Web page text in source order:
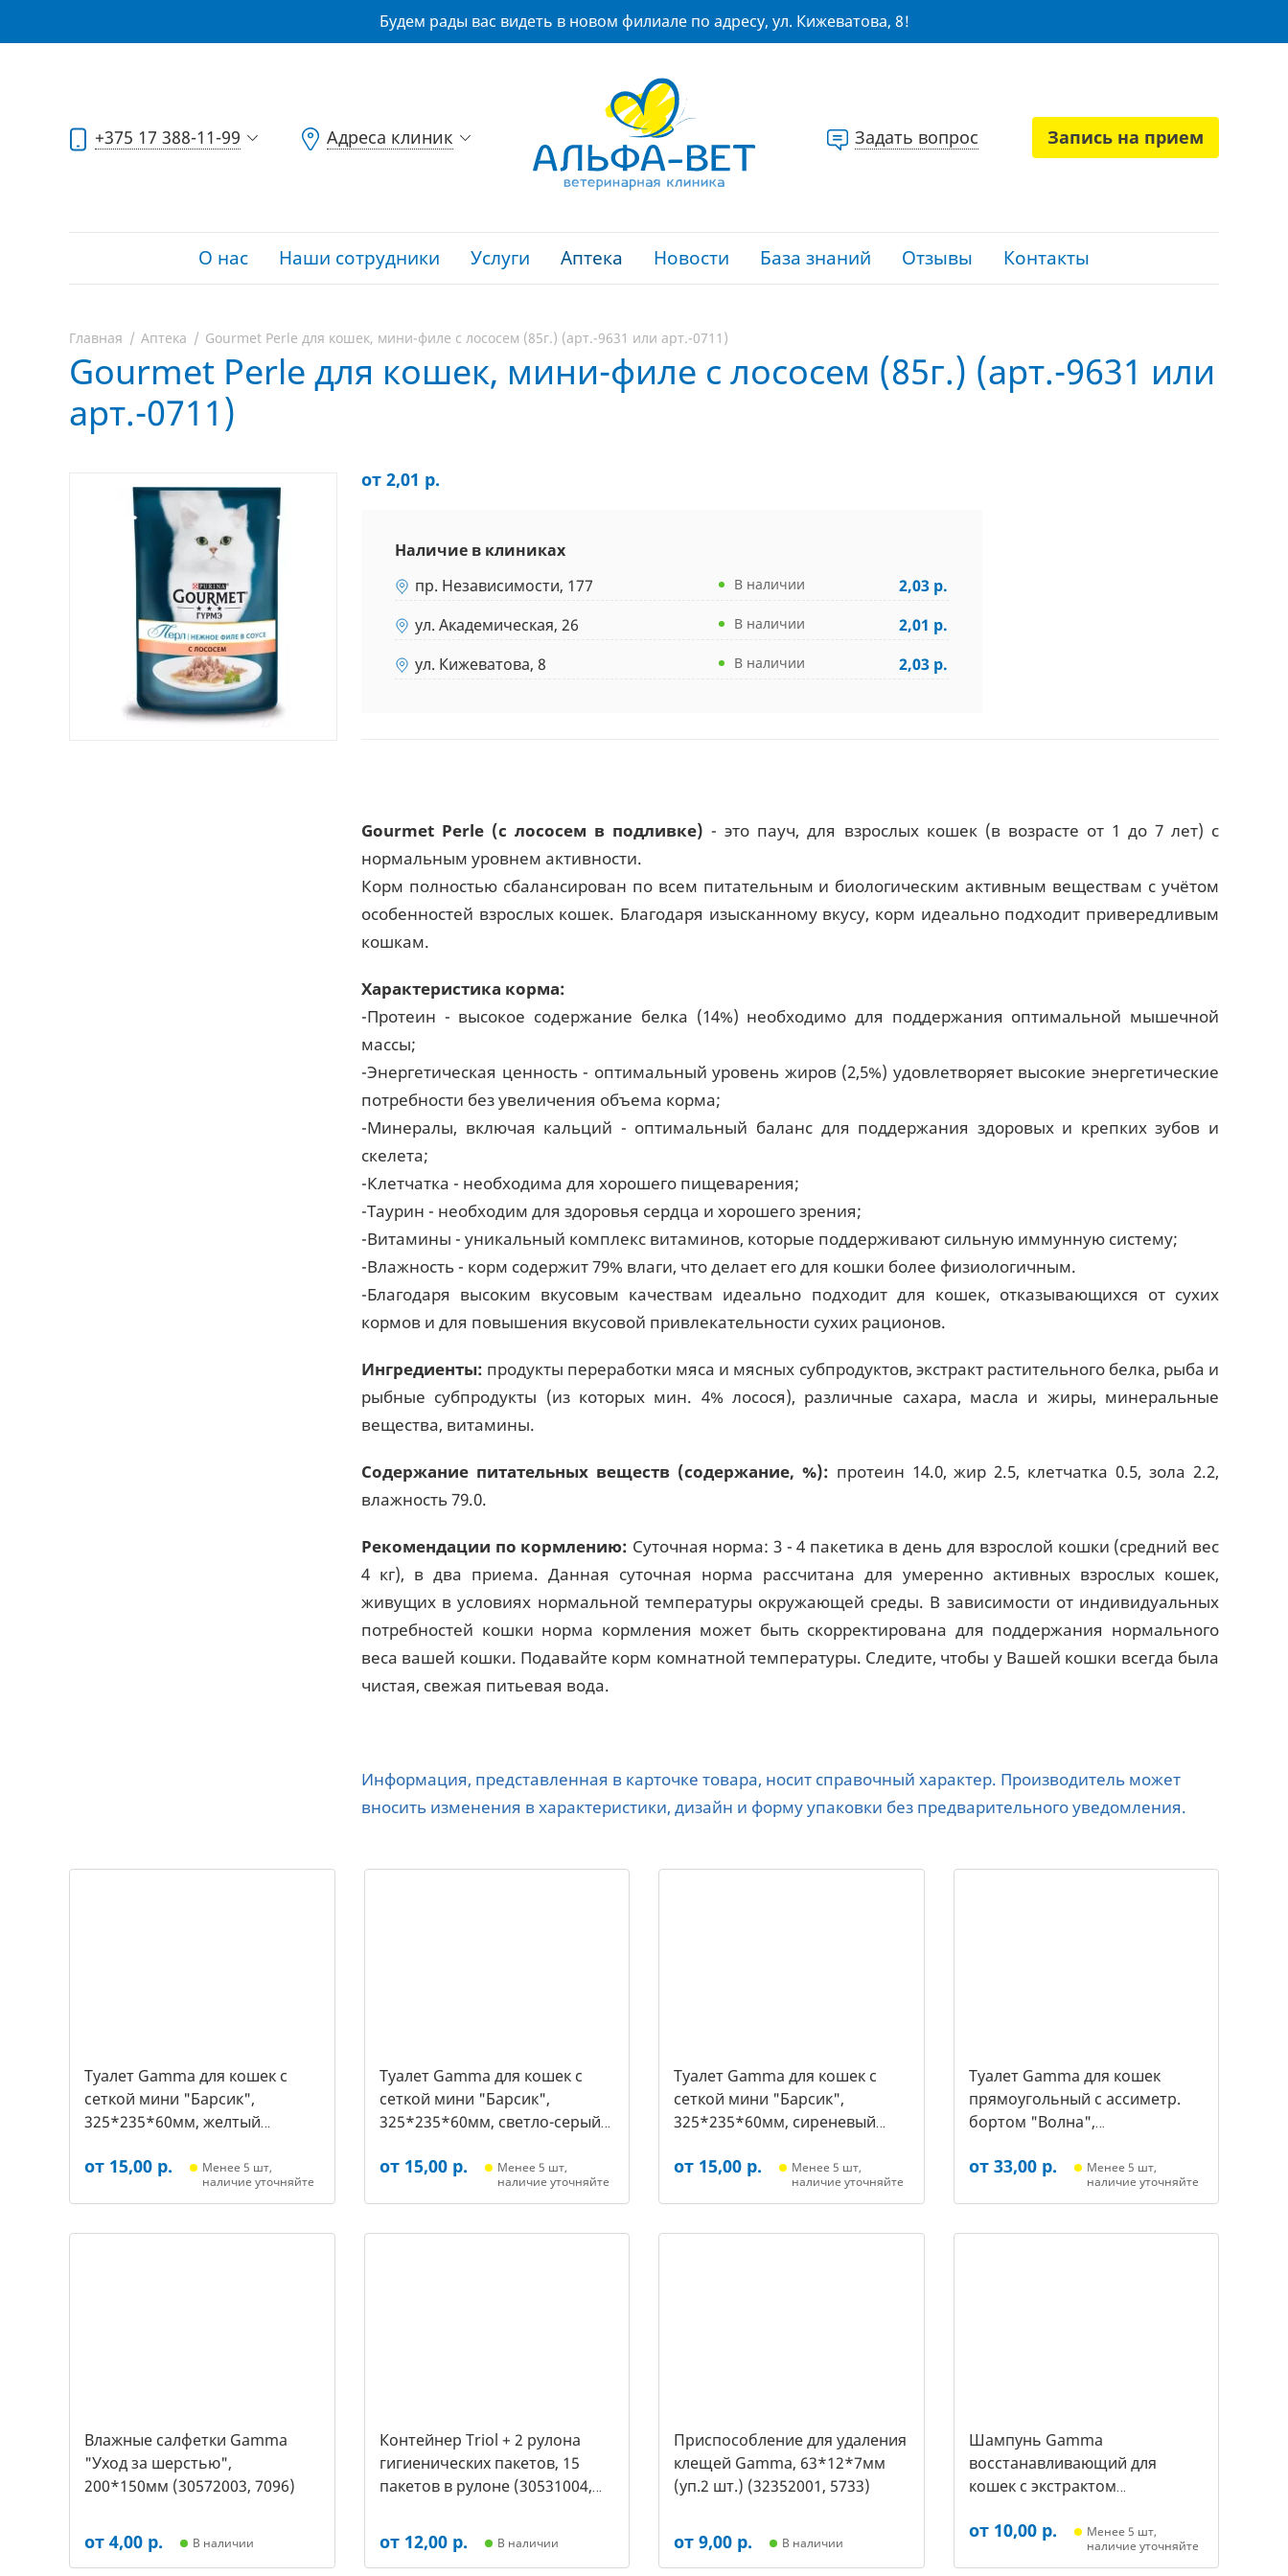
Будем рады вас видеть в новом филиале по адресу, ул. Кижеватова, 8!
+375 17 388-11-99 Адреса клиник Задать вопрос Запись на прием
О нас Наши сотрудники Услуги Аптека Новости База знаний Отзывы Контакты
Главная Аптека Gourmet Perle для кошек, мини-филе с лососем (85г.) (арт.-9631 или арт.-0711)
Gourmet Perle для кошек, мини-филе с лососем (85г.) (арт.-9631 или
арт.-0711)
от 2,01 р.
Наличие в клиниках
пр. Независимости, 177
В наличии
2,03 р.
ул. Академическая, 26
В наличии
2,01 р.
ул. Кижеватова, 8
В наличии 2,03 р.
Gourmet Perle (с лососем в подливке) - это пауч, для взрослых кошек (в возрасте от 1 до 7 лет) с
нормальным уровнем активности.
Корм полностью сбалансирован по всем питательным и биологическим активным веществам с учётом
особенностей взрослых кошек. Благодаря изысканному вкусу, корм идеально подходит привередливым
кошкам.
Характеристика корма:
-Протеин - высокое содержание белка (14%) необходимо для поддержания оптимальной мышечной
массы;
-Энергетическая ценность - оптимальный уровень жиров (2,5%) удовлетворяет высокие энергетические
потребности без увеличения объема корма;
-Минералы, включая кальций - оптимальный баланс для поддержания здоровых и крепких зубов и
скелета;
-Клетчатка - необходима для хорошего пищеварения;
-Таурин - необходим для здоровья сердца и хорошего зрения;
-Витамины - уникальный комплекс витаминов, которые поддерживают сильную иммунную систему;
-Влажность - корм содержит 79% влаги, что делает его для кошки более физиологичным.
-Благодаря высоким вкусовым качествам идеально подходит для кошек, отказывающихся от сухих
кормов и для повышения вкусовой привлекательности сухих рационов.
Ингредиенты: продукты переработки мяса и мясных субпродуктов, экстракт растительного белка, рыба и
рыбные субпродукты (из которых мин. 4% лосося), различные сахара, масла и жиры, минеральные
вещества, витамины.
Содержание питательных веществ (содержание, %): протеин 14.0, жир 2.5, клетчатка 0.5, зола 2.2,
влажность 79.0.
Рекомендации по кормлению: Суточная норма: 3 - 4 пакетика в день для взрослой кошки (средний вес
4 кг), в два приема. Данная суточная норма рассчитана для умеренно активных взрослых кошек,
живущих в условиях нормальной температуры окружающей среды. В зависимости от индивидуальных
потребностей кошки норма кормления может быть скорректирована для поддержания нормального
веса вашей кошки. Подавайте корм комнатной температуры. Следите, чтобы у Вашей кошки всегда была
чистая, свежая питьевая вода.
Информация, представленная в карточке товара, носит справочный характер. Производитель может
вносить изменения в характеристики, дизайн и форму упаковки без предварительного уведомления.
Туалет Gamma для кошек c
сеткой мини "Барсик",
325*235*60мм, желтый
от 15,00 р.
Менее 5 шт,
наличие уточняйте
Туалет Gamma для кошек c
сеткой мини "Барсик",
325*235*60мм, светло-серый
от 15,00 р.
Менее 5 шт,
наличие уточняйте
Туалет Gamma для кошек c
сеткой мини "Барсик",
325*235*60мм, сиреневый
от 15,00 р.
Менее 5 шт,
наличие уточняйте
Туалет Gamma для кошек
прямоугольный с ассиметр.
бортом "Волна",
(20452018, 3387)
от 33,00 р.
Менее 5 шт,
наличие уточняйте
Влажные салфетки Gamma
"Уход за шерстью",
200*150мм (30572003, 7096)
от 4,00 р. В наличии
Контейнер Triol + 2 рулона
гигиенических пакетов, 15
пакетов в рулоне (30531004,
от 12,00 р. В наличии
Приспособление для удаления
клещей Gamma, 63*12*7мм
(уп.2 шт.) (32352001, 5733)
от 9,00 р. В наличии
Шампунь Gamma
восстанавливающий для
кошек с экстрактом
3431)
от 10,00 р.
Менее 5 шт,
наличие уточняйте